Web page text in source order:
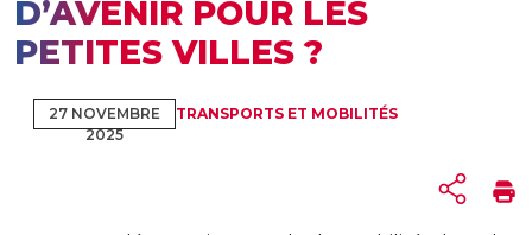
D’AVENIR POUR LES
PETITES VILLES ?
27 NOVEMBRE
2025
TRANSPORTS ET MOBILITÉS